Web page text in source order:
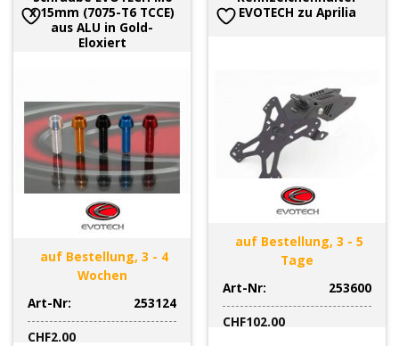
x 15mm (7075-T6 TCCE)
aus ALU in Gold-
Eloxiert
auf Bestellung, 3 - 4
Wochen
Art-Nr:
253124
CHF2.00
EVOTECH zu Aprilia
auf Bestellung, 3 - 5
Tage
Art-Nr:
253600
CHF102.00